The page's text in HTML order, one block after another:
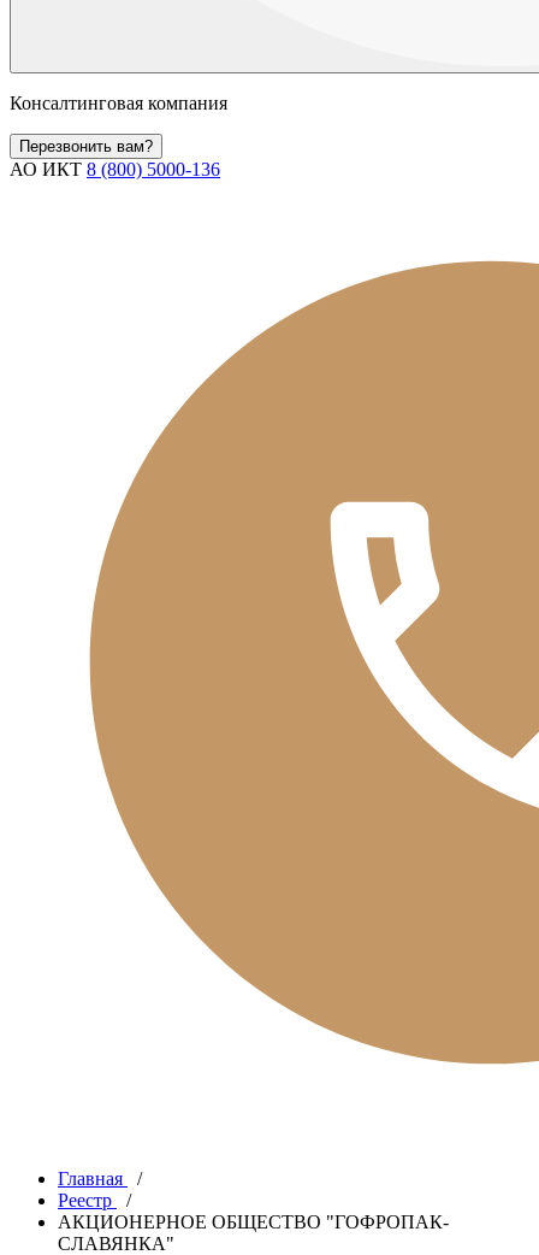
Консалтинговая компания
Перезвонить вам?
АО ИКТ 8 (800) 5000-136
Главная
/
Реестр
/
АКЦИОНЕРНОЕ ОБЩЕСТВО "ГОФРОПАК-
СЛАВЯНКА"